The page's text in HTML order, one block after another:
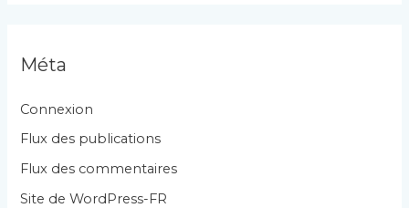
g
r
i
e
Méta
Connexion
Flux des publications
Flux des commentaires
Site de WordPress-FR